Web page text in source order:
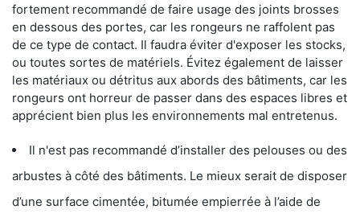
fortement recommandé de faire usage des joints brosses
en dessous des portes, car les rongeurs ne raffolent pas
de ce type de contact. Il faudra éviter d'exposer les stocks,
ou toutes sortes de matériels. Évitez également de laisser
les matériaux ou détritus aux abords des bâtiments, car les
rongeurs ont horreur de passer dans des espaces libres et
apprécient bien plus les environnements mal entretenus.
Il n'est pas recommandé d’installer des pelouses ou des
arbustes à côté des bâtiments. Le mieux serait de disposer
d’une surface cimentée, bitumée empierrée à l’aide de